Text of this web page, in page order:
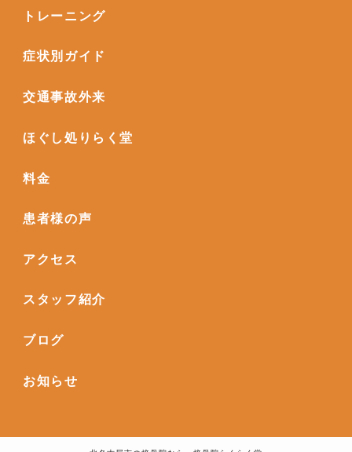
トレーニング
症状別ガイド
交通事故外来
ほぐし処りらく堂
料金
患者様の声
アクセス
スタッフ紹介
ブログ
お知らせ